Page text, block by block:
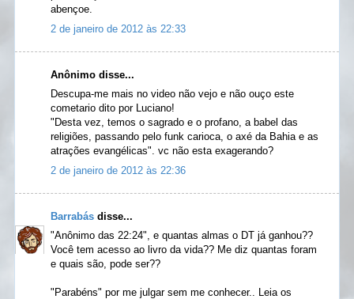
abençoe.
2 de janeiro de 2012 às 22:33
Anônimo disse...
Descupa-me mais no video não vejo e não ouço este
cometario dito por Luciano!
"Desta vez, temos o sagrado e o profano, a babel das
religiões, passando pelo funk carioca, o axé da Bahia e as
atrações evangélicas". vc não esta exagerando?
2 de janeiro de 2012 às 22:36
Barrabás disse...
"Anônimo das 22:24", e quantas almas o DT já ganhou??
Você tem acesso ao livro da vida?? Me diz quantas foram
e quais são, pode ser??
"Parabéns" por me julgar sem me conhecer.. Leia os